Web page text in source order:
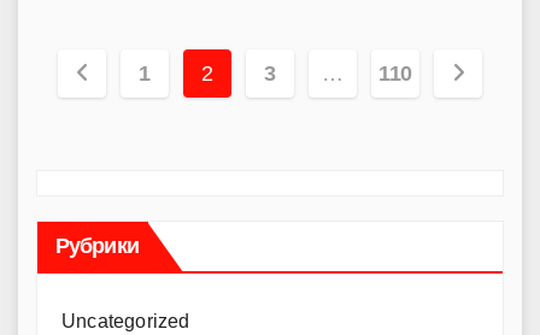
Пагінація
1 2 3 … 110
Рубрики
Uncategorized